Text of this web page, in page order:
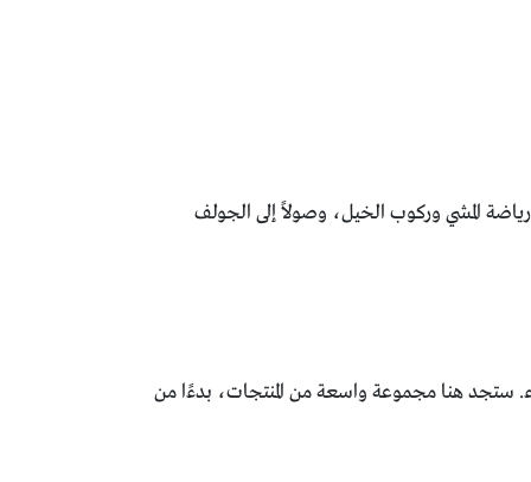
المشي وركوب الخيل، وصولاً إلى الجولف
ستجد هنا مجموعة واسعة من المنتجات، بدءًا من